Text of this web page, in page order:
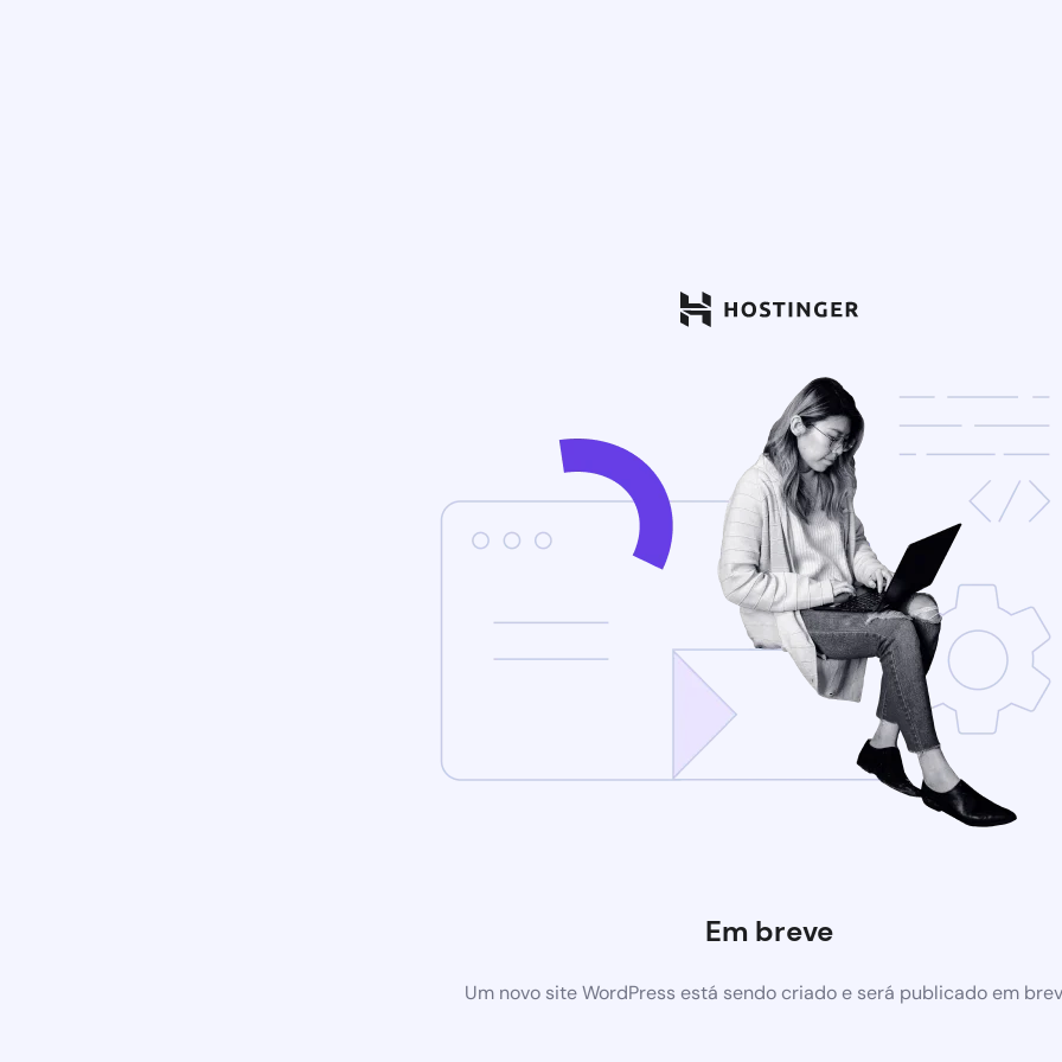
Em breve
Um novo site WordPress está sendo criado e será publicado em